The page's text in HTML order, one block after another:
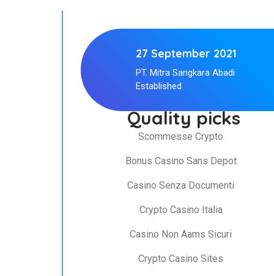
27 September 2021
PT. Mitra Sangkara Abadi
Established
Quality picks
Scommesse Crypto
Bonus Casino Sans Depot
Casino Senza Documenti
Crypto Casino Italia
Casino Non Aams Sicuri
Crypto Casino Sites